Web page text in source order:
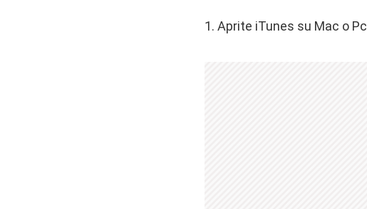
1. Aprite iTunes su Mac o Pc